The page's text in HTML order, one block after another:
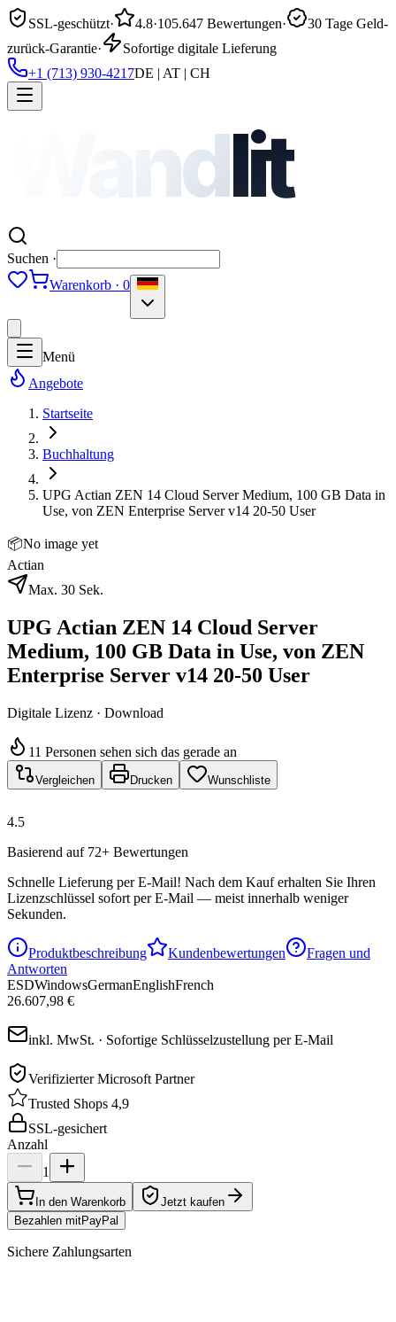
SSL-geschützt· 4.8·105.647 Bewertungen·
30 Tage Geld-
zurück-Garantie·
Sofortige digitale Lieferung
+1 (713) 930-4217DE | AT | CH
Wandlit
Suchen ·
Warenkorb · 0
Menü
Angebote
Startseite
Buchhaltung
UPG Actian ZEN 14 Cloud Server Medium, 100 GB Data in
Use, von ZEN Enterprise Server v14 20-50 User
📦No image yet
Actian
Max. 30 Sek.
UPG Actian ZEN 14 Cloud Server
Medium, 100 GB Data in Use, von ZEN
Enterprise Server v14 20-50 User
Digitale Lizenz · Download
11 Personen sehen sich das gerade an
Vergleichen Drucken Wunschliste
4.5
Basierend auf 72+ Bewertungen
Schnelle Lieferung per E-Mail! Nach dem Kauf erhalten Sie Ihren
Lizenzschlüssel sofort per E-Mail — meist innerhalb weniger
Sekunden.
Produktbeschreibung Kundenbewertungen
Fragen und
Antworten
ESDWindowsGermanEnglishFrench
26.607,98 €
inkl. MwSt. · Sofortige Schlüsselzustellung per E-Mail
Verifizierter Microsoft Partner
Trusted Shops 4,9
SSL-gesichert
Anzahl
1
In den Warenkorb
Jetzt kaufen
Bezahlen mitPayPal
Sichere Zahlungsarten